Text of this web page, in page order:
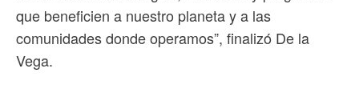
que beneficien a nuestro planeta y a las
comunidades donde operamos”, finalizó De la
Vega.